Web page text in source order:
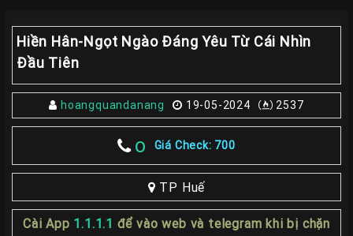
Trang
Chủ
Gái
Gọi
Huế
Hiền Hân-Ngọt Ngào Đáng Yêu Từ Cái Nhìn
Đầu Tiên
hoangquandanang 19-05-2024 2537
o Giá Check: 700
TP Huế
Cài App 1.1.1.1 để vào web và telegram khi bị chặn